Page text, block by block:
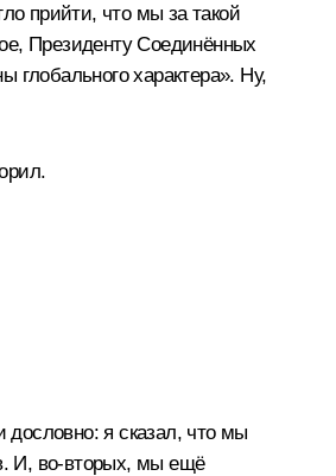
прийти, что мы за такой
Президенту Соединённых
характера». Ну,
я сказал, что мы
И, во-вторых, мы ещё